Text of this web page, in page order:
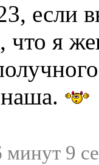
если
что я
минут 9